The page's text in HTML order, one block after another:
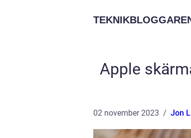
Apple
02 november 2023 Jon